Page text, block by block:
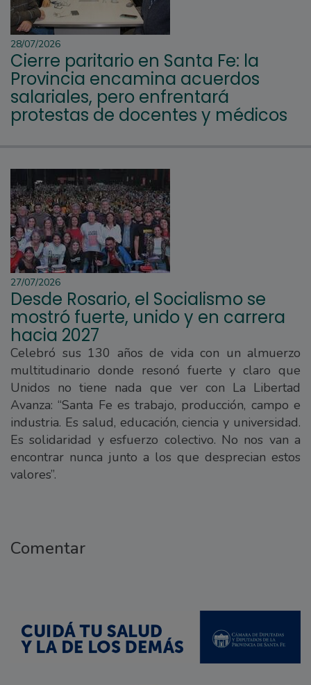
28/07/2026
Cierre paritario en Santa Fe: la
Provincia encamina acuerdos
salariales, pero enfrentará
protestas de docentes y médicos
27/07/2026
Desde Rosario, el Socialismo se
mostró fuerte, unido y en carrera
hacia 2027
Celebró sus 130 años de vida con un almuerzo
multitudinario donde resonó fuerte y claro que
Unidos no tiene nada que ver con La Libertad
Avanza: “Santa Fe es trabajo, producción, campo e
industria. Es salud, educación, ciencia y universidad.
Es solidaridad y esfuerzo colectivo. No nos van a
encontrar nunca junto a los que desprecian estos
valores”.
Comentar